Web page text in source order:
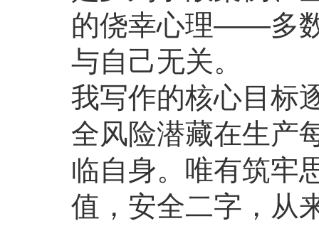
的侥幸心理——多
与自己无关。
我写作的核心目标
全风险潜藏在生产
临自身。唯有筑牢
值，安全二字，从